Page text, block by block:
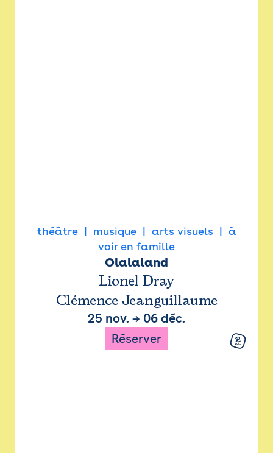
théâtre musique arts visuels
à
voir en famille
Olalaland
Lionel Dray
Clémence Jeanguillaume
25 nov. → 06 déc.
Réserver